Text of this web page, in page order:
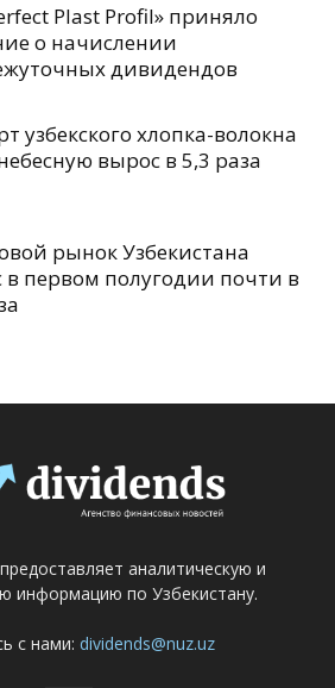
Plast Profil» приняло
о начислении
дивидендов
узбекского хлопка-волокна
вырос в 5,3 раза
рынок Узбекистана
в первом полугодии почти в
аналитическую и
информацию по Узбекистану.
с нами: dividends@nuz.uz